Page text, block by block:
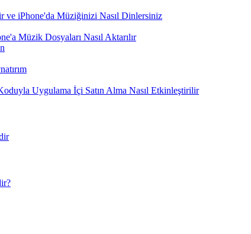
ve iPhone'da Müziğinizi Nasıl Dinlersiniz
Müzik Dosyaları Nasıl Aktarılır
Uygulama İçi Satın Alma Nasıl Etkinleştirilir